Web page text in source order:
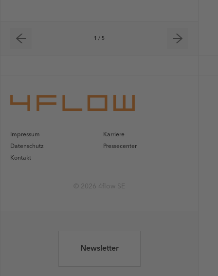
1 / 5
Impressum
Datenschutz
Kontakt
Karriere
Pressecenter
© 2026 4flow SE
Newsletter